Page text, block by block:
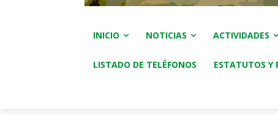
INICIO NOTICIAS ACTIVIDADES
LISTADO DE TELÉFONOS ESTATUTOS Y